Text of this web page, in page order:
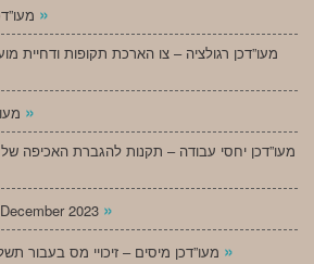
»
»
מעו”דכן יחסי עבודה – תקנות להגברת האכיפה של
2023 »
»